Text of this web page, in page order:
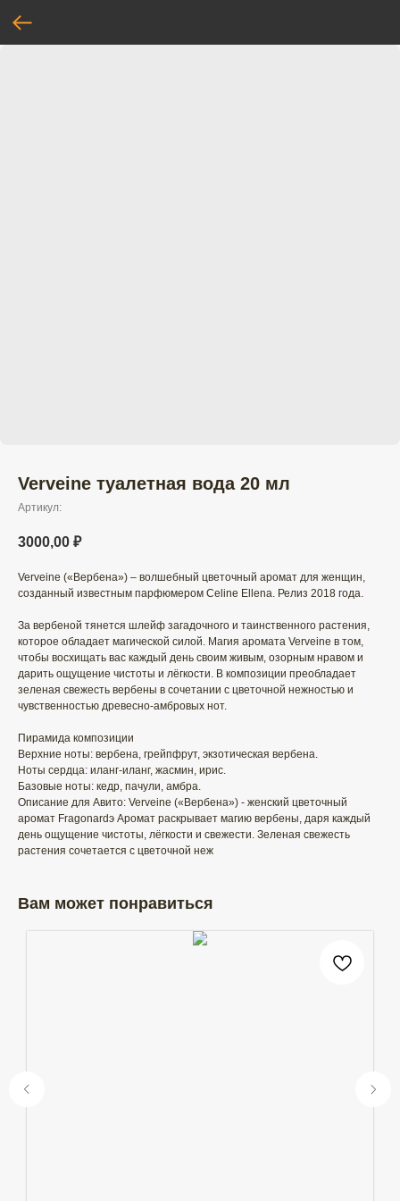
Verveine туалетная вода 20 мл
Артикул:
3000,00 ₽
Verveine («Вербена») – волшебный цветочный аромат для женщин,
созданный известным парфюмером Celine Ellena. Релиз 2018 года.
За вербеной тянется шлейф загадочного и таинственного растения,
которое обладает магической силой. Магия аромата Verveine в том,
чтобы восхищать вас каждый день своим живым, озорным нравом и
дарить ощущение чистоты и лёгкости. В композиции преобладает
зеленая свежесть вербены в сочетании с цветочной нежностью и
чувственностью древесно-амбровых нот.
Пирамида композиции
Верхние ноты: вербена, грейпфрут, экзотическая вербена.
Ноты сердца: иланг-иланг, жасмин, ирис.
Базовые ноты: кедр, пачули, амбра.
Описание для Авито: Verveine («Вербена») - женский цветочный
аромат Fragonardэ Аромат раскрывает магию вербены, даря каждый
день ощущение чистоты, лёгкости и свежести. Зеленая свежесть
растения сочетается с цветочной неж
Вам может понравиться